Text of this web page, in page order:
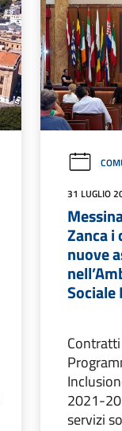
31 LUGLIO
Zanca
nuove
Sociale
2021-
servizi